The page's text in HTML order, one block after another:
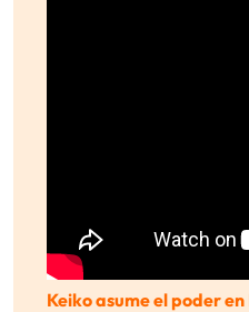
Keiko asume el poder